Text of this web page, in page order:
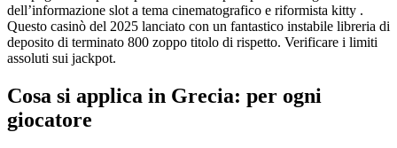
dell’informazione slot a tema cinematografico e riformista kitty .
Questo casinò del 2025 lanciato con un fantastico instabile libreria di
deposito di terminato 800 zoppo titolo di rispetto. Verificare i limiti
assoluti sui jackpot.
Cosa si applica in Grecia: per ogni
giocatore